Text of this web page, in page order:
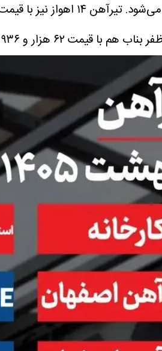
تیرآهن ۱۴ اهواز نیز با قیمت 52 هزار و 752 تومان در حال خرید و فروش است.